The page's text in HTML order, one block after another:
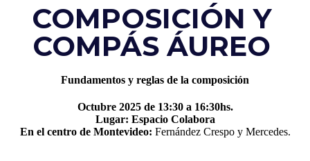
COMPOSICIÓN Y
COMPÁS ÁUREO
Fundamentos y reglas de la composición
Octubre 2025 de 13:30 a 16:30hs.
Lugar: Espacio Colabora
En el centro de Montevideo: Fernández Crespo y Mercedes.